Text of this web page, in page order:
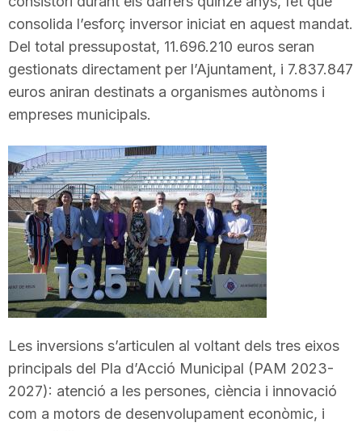
t
a
t
d
e
T
a
r
consolida l’esforç inversor iniciat en aquest mandat.
Del total pressupostat, 11.696.210 euros seran
gestionats directament per l’Ajuntament, i 7.837.847
euros aniran destinats a organismes autònoms i
empreses municipals.
Les inversions s’articulen al voltant dels tres eixos
principals del Pla d’Acció Municipal (PAM 2023-
2027): atenció a les persones, ciència i innovació
com a motors de desenvolupament econòmic, i